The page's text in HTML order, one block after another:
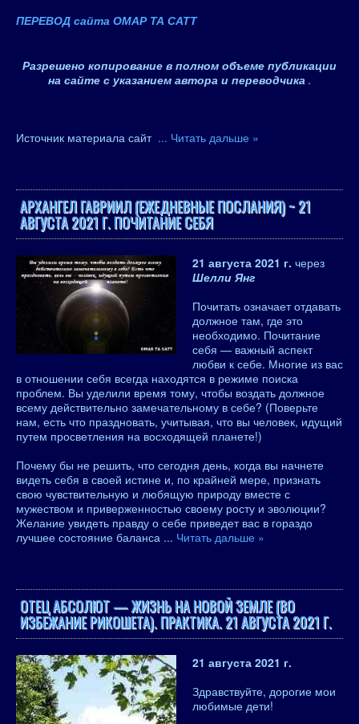
ПЕРЕВОД сайта ОМАР ТА САТТ
Разрешено копирование в полном объеме публикации
на сайте с указанием автора и переводчика .
Источник материала сайт ... Читать дальше »
АРХАНГЕЛ ГАВРИИЛ (ЕЖЕДНЕВНЫЕ ПОСЛАНИЯ) ~ 21
АВГУСТА 2021 Г. ПОЧИТАНИЕ СЕБЯ
21 августа 2021 г. через
Шелли Янг
Почитать означает отдавать
должное там, где это
необходимо. Почитание
себя — важный аспект
любви к себе. Многие из вас
в отношении себя всегда находятся в режиме поиска
проблем. Вы уделили время тому, чтобы воздать должное
всему действительно замечательному в себе? (Поверьте
нам, есть что праздновать, учитывая, что вы человек, идущий
путем просветления на восходящей планете!)
Почему бы не решить, что сегодня день, когда вы начнете
видеть себя в своей истине и, по крайней мере, признать
свою чувствительную и любящую природу вместе с
мужеством и приверженностью своему росту и эволюции?
Желание увидеть правду о себе приведет вас в гораздо
лучшее состояние баланса ... Читать дальше »
ОТЕЦ АБСОЛЮТ — ЖИЗНЬ НА НОВОЙ ЗЕМЛЕ (ВО
ИЗБЕЖАНИЕ РИКОШЕТА). ПРАКТИКА. 21 АВГУСТА 2021 Г.
21 августа 2021 г.
Здравствуйте, дорогие мои
любимые дети!